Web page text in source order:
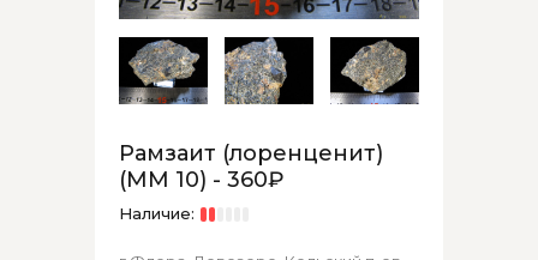
Рамзаит (лоренценит)
(ММ 10) - 360₽
Наличие: